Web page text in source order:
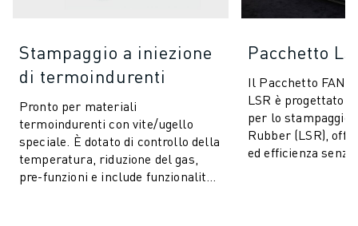
Stampaggio a iniezione
di termoindurenti
Pronto per materiali
termoindurenti con vite/ugello
speciale. È dotato di controllo della
temperatura, riduzione del gas,
pre-funzioni e include funzionalità
Pacchetto
Il Pacchetto
LSR è progettato
per lo stampaggio
Rubber (LSR),
ed efficienza